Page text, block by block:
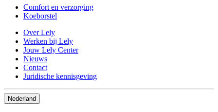
Comfort en verzorging
Koeborstel
Over Lely
Werken bij Lely
Jouw Lely Center
Nieuws
Contact
Juridische kennisgeving
Nederland